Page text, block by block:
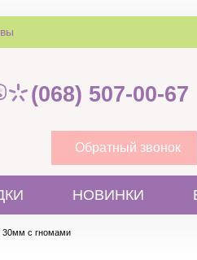
(068) 507-00-67
Обратный звонок
НОВИНКИ
30мм с гномами